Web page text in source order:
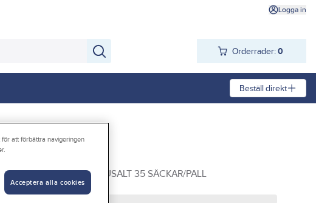
Logga in
Orderrader: 0
Beställ direkt
gatusalt
25KG/SÄCK GATUSALT 35 SÄCKAR/PALL
att förbättra navigeringen
Acceptera alla cookies